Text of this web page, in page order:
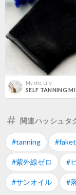
Mystic Lily
関連ハッシュタ
#tanning
#紫外線ゼロ #
#サンオイル #